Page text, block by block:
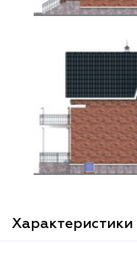
Характеристики